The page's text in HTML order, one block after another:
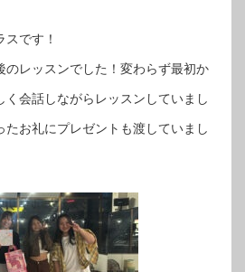
です！
のレッスンでした！変わらず最初か
く会話しながらレッスンしていまし
たお礼にプレゼントも渡していまし